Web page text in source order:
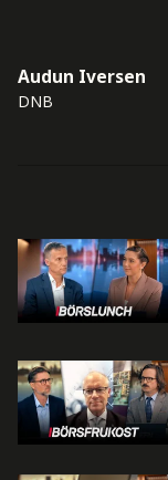
Audun Iversen
DNB